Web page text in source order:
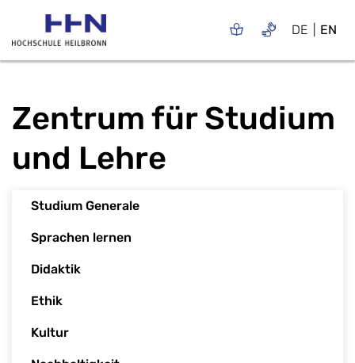
DE EN
Zentrum für Studium
und Lehre
Studium Generale
Sprachen lernen
Didaktik
Ethik
Kultur